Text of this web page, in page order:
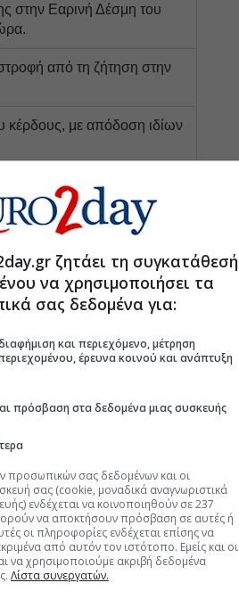
στην Εαρινή Δέσμη του
από τη ζήτηση στην
κέρδους, με απόδοση ιδίων
κοινωνική αντιπαροχή,
από την Dimand στην
ευρώ.
μοίρα, χρειάζεται να
Ταμείο
ανακούφιση, ο
καθώς
με την πάροδο του
επιστροφής
ομάδες, με σαφώς
ζητάει τη συγκατάθεσή
να χρησιμοποιήσει τα
σας δεδομένα για:
και περιεχόμενο, μέτρηση
έρευνα κοινού και ανάπτυξη
πρόσβαση στα δεδομένα μιας συσκευής
προσωπικών σας δεδομένων και οι
σας (cookie, μοναδικά αναγνωριστικά
ενδέχεται να κοινοποιηθούν σε 237
να αποκτήσουν πρόσβαση σε αυτές ή
οι πληροφορίες ενδέχεται επίσης να
από αυτόν τον ιστότοπο. Εμείς και οι
να χρησιμοποιούμε ακριβή δεδομένα
Λίστα συνεργατών.